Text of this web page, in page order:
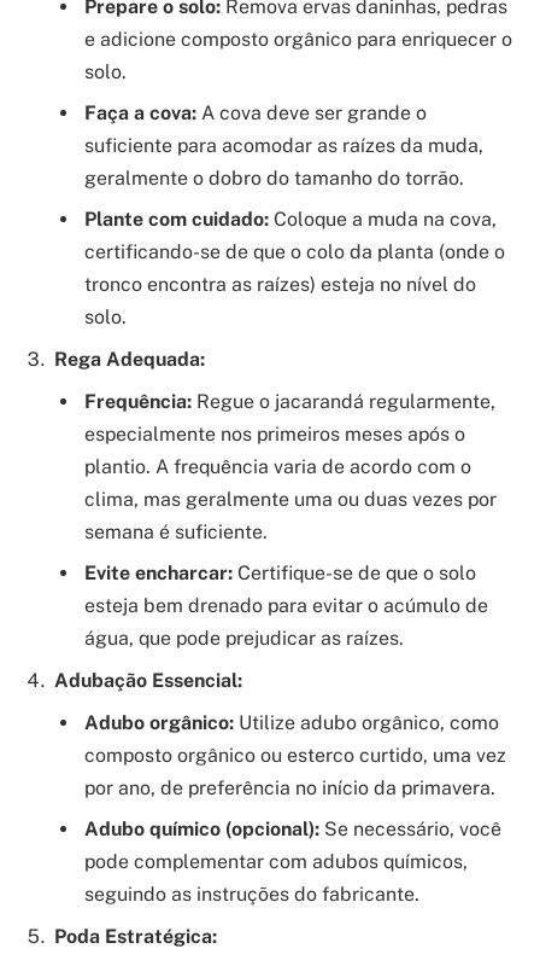
Prepare o solo: Remova ervas daninhas, pedras
e adicione composto orgânico para enriquecer o
solo.
Faça a cova: A cova deve ser grande o
suficiente para acomodar as raízes da muda,
geralmente o dobro do tamanho do torrão.
Plante com cuidado: Coloque a muda na cova,
certificando-se de que o colo da planta (onde o
tronco encontra as raízes) esteja no nível do
solo.
Rega Adequada:
Frequência: Regue o jacarandá regularmente,
especialmente nos primeiros meses após o
plantio. A frequência varia de acordo com o
clima, mas geralmente uma ou duas vezes por
semana é suficiente.
Evite encharcar: Certifique-se de que o solo
esteja bem drenado para evitar o acúmulo de
água, que pode prejudicar as raízes.
Adubação Essencial:
Adubo orgânico: Utilize adubo orgânico, como
composto orgânico ou esterco curtido, uma vez
por ano, de preferência no início da primavera.
Adubo químico (opcional): Se necessário, você
pode complementar com adubos químicos,
seguindo as instruções do fabricante.
Poda Estratégica: